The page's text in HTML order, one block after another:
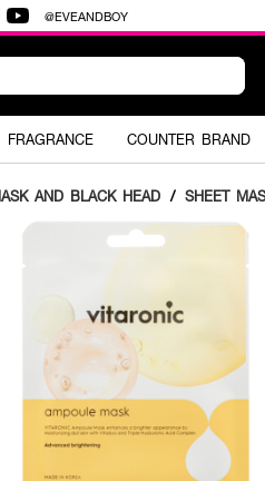
@EVEANDBOY
FRAGRANCE COUNTER BRAND
AND BLACK HEAD / SHEET